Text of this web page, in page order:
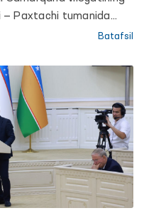
— Paxtachi tumanida
Batafsil